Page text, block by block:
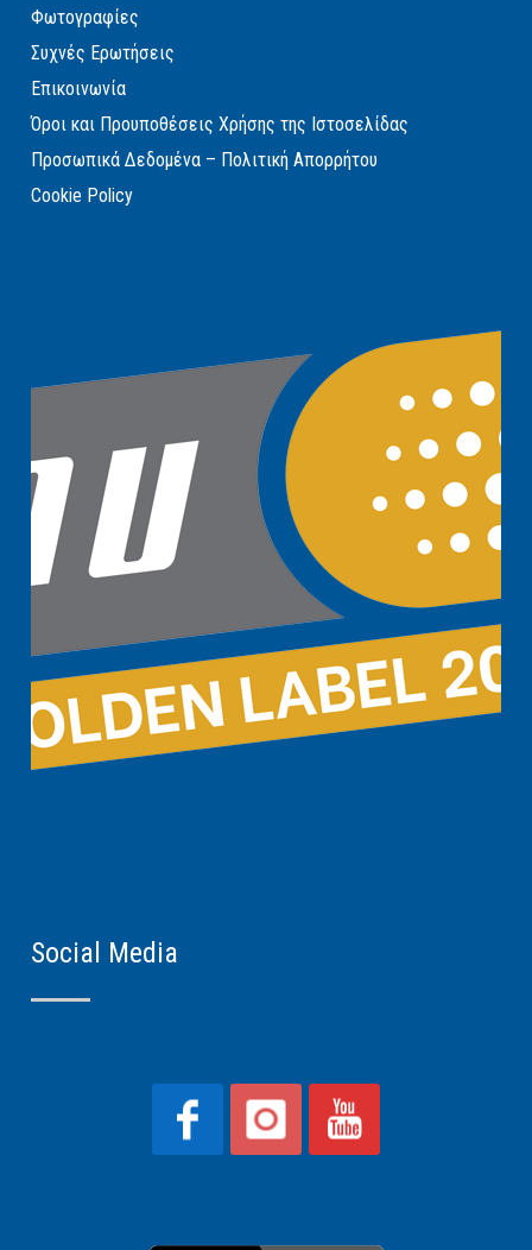
Φωτογραφίες
Συχνές Ερωτήσεις
Επικοινωνία
Όροι και Προυποθέσεις Χρήσης της Ιστοσελίδας
Προσωπικά Δεδομένα – Πολιτική Απορρήτου
Cookie Policy
Social Media